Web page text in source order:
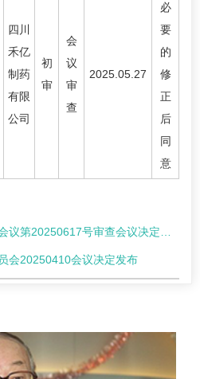
四川
禾亿
制药
有限
公司
初
审
会
议
审
查
2025.05.27
必
要
的
修
正
后
同
意
第20250617号审查会议决定发布
会20250410会议决定发布